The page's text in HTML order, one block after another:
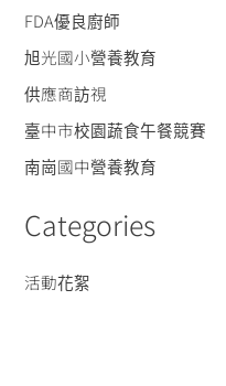
FDA優良廚師
旭光國小營養教育
供應商訪視
臺中市校園蔬食午餐競賽
南崗國中營養教育
Categories
活動花絮